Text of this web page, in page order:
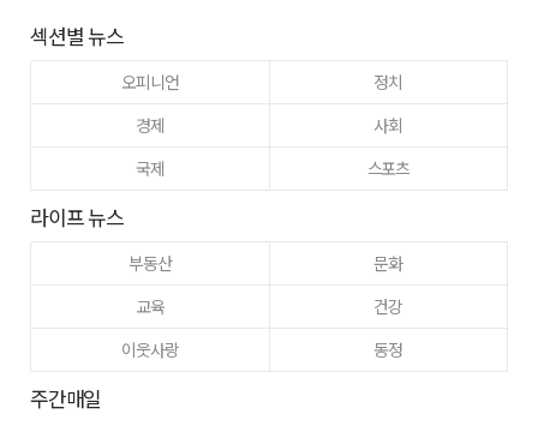
섹션별 뉴스
오피니언
정치
경제
사회
국제
스포츠
라이프 뉴스
부동산
문화
교육
건강
이웃사랑
동정
주간매일